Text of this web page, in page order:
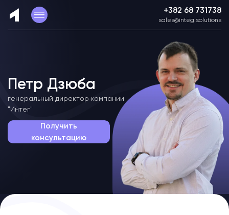
+382 68 731738
sales@integ.solutions
Петр Дзюба
генеральный директор компании
"Интег"
Получить
консультацию